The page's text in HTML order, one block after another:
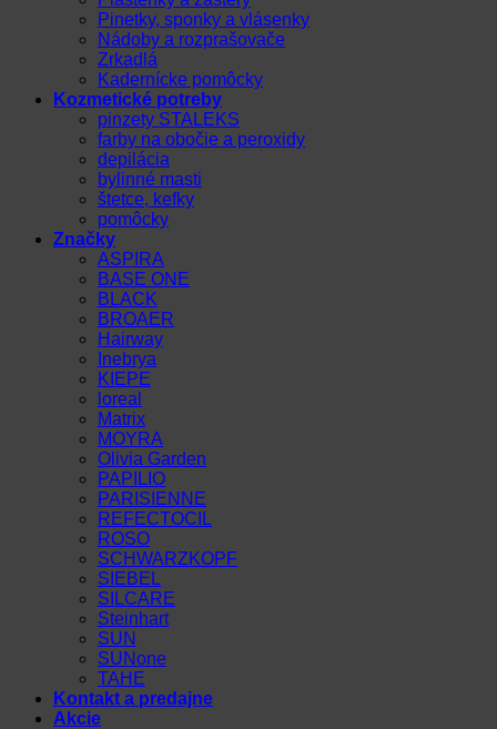
Pinetky, sponky a vlásenky
Nádoby a rozprašovače
Zrkadlá
Kadernícke pomôcky
Kozmetické potreby
pinzety STALEKS
farby na obočie a peroxidy
depilácia
bylinné masti
štetce, kefky
pomôcky
Značky
ASPIRA
BASE ONE
BLACK
BROAER
Hairway
Inebrya
KIEPE
loreal
Matrix
MOYRA
Olivia Garden
PAPILIO
PARISIENNE
REFECTOCIL
ROSO
SCHWARZKOPF
SIEBEL
SILCARE
Steinhart
SUN
SUNone
TAHE
Kontakt a predajne
Akcie